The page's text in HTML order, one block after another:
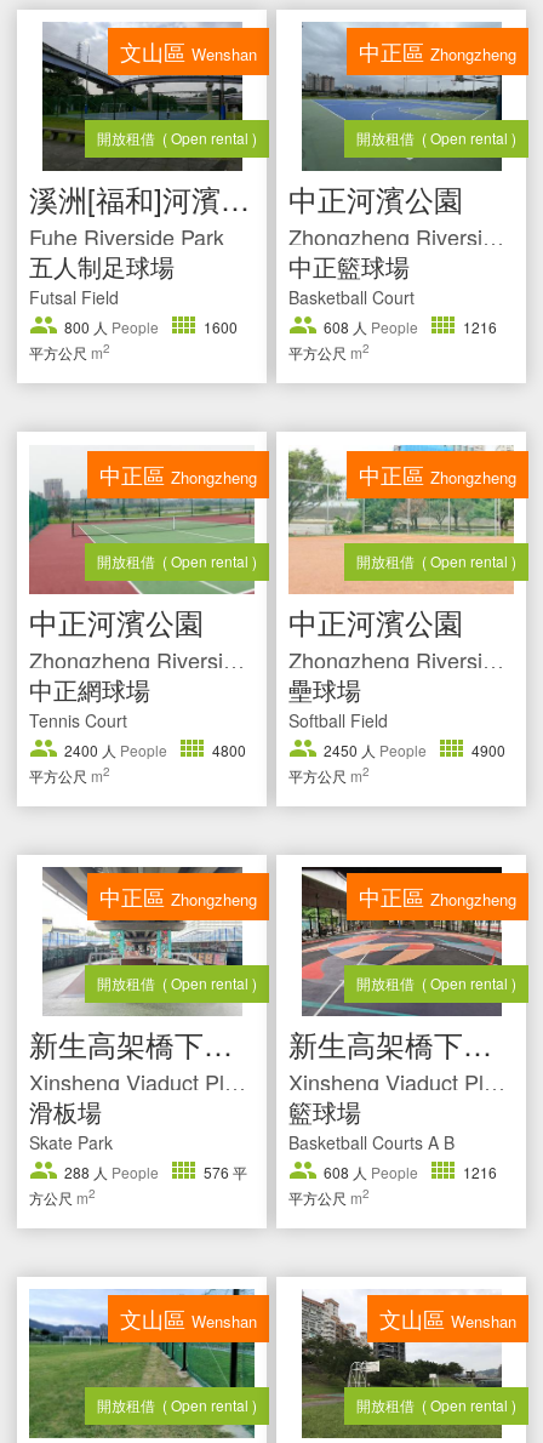
文山區 Wenshan
開放租借 ( Open rental )
溪洲[福和]河濱公園
Fuhe Riverside Park
五人制足球場
Futsal Field
800 人 People
1600
平方公尺 m2
中正區 Zhongzheng
開放租借 ( Open rental )
中正河濱公園
Zhongzheng Riverside Park
中正籃球場
Basketball Court
608 人 People
1216
平方公尺 m2
中正區 Zhongzheng
開放租借 ( Open rental )
中正河濱公園
Zhongzheng Riverside Park
中正網球場
Tennis Court
2400 人 People
4800
平方公尺 m2
中正區 Zhongzheng
開放租借 ( Open rental )
中正河濱公園
Zhongzheng Riverside Park
壘球場
Softball Field
2450 人 People
4900
平方公尺 m2
中正區 Zhongzheng
開放租借 ( Open rental )
新生高架橋下運動場
Xinsheng Viaduct Playground
滑板場
Skate Park
288 人 People 576 平
方公尺 m2
中正區 Zhongzheng
開放租借 ( Open rental )
新生高架橋下運動場
Xinsheng Viaduct Playground
籃球場
Basketball Courts A B
608 人 People
1216
平方公尺 m2
文山區 Wenshan
開放租借 ( Open rental )
文山區 Wenshan
開放租借 ( Open rental )